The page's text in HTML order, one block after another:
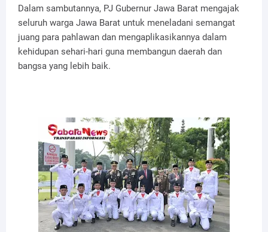
Dalam sambutannya, PJ Gubernur Jawa Barat mengajak
seluruh warga Jawa Barat untuk meneladani semangat
juang para pahlawan dan mengaplikasikannya dalam
kehidupan sehari-hari guna membangun daerah dan
bangsa yang lebih baik.